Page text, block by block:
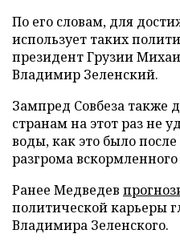
По его словам, для
использует таких
президент Грузии
Владимир Зеленский.
Зампред Совбеза также
странам на этот раз не
воды, как это было
разгрома
Ранее Медведев
политической карьеры
Владимира Зеленского.